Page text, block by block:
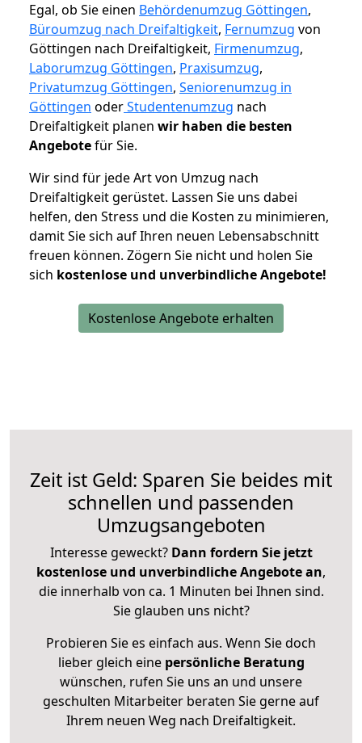
Egal, ob Sie einen Behördenumzug Göttingen,
Büroumzug nach Dreifaltigkeit, Fernumzug von
Göttingen nach Dreifaltigkeit, Firmenumzug,
Laborumzug Göttingen, Praxisumzug,
Privatumzug Göttingen, Seniorenumzug in
Göttingen oderStudentenumzug nach
Dreifaltigkeit planen wir haben die besten
Angebotefür Sie.
Wir sind für jede Art von Umzug nach
Dreifaltigkeit gerüstet. Lassen Sie uns dabei
helfen, den Stress und die Kosten zu minimieren,
damit Sie sich auf Ihren neuen Lebensabschnitt
freuen können. Zögern Sie nicht und holen Sie
sich kostenlose und unverbindliche Angebote!
Kostenlose Angebote erhalten
Zeit ist Geld: Sparen Sie beides mit
schnellen und passenden
Umzugsangeboten
Interesse geweckt? Dann fordern Sie jetzt
kostenlose und unverbindliche Angebote an,
die innerhalb von ca. 1 Minuten bei Ihnen sind.
Sie glauben uns nicht?
Probieren Sie es einfach aus. Wenn Sie doch
lieber gleich eine persönliche Beratung
wünschen, rufen Sie uns an und unsere
geschulten Mitarbeiter beraten Sie gerne auf
Ihrem neuen Weg nach Dreifaltigkeit.